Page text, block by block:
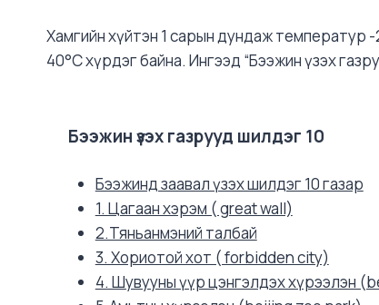
Хамгийн хүйтэн 1 сарын дундаж температур
40°C хүрдэг байна. Ингээд “Бээжин үзэх
Бээжин үзэх газрууд шилдэг 10
Бээжинд заавал үзэх шилдэг 10 газар
1. Цагаан хэрэм ( great wall)
2.Тяньанмэний талбай
3. Хориотой хот ( forbidden city)
4. Шувууны үүр цэнгэлдэх хүрээлэн